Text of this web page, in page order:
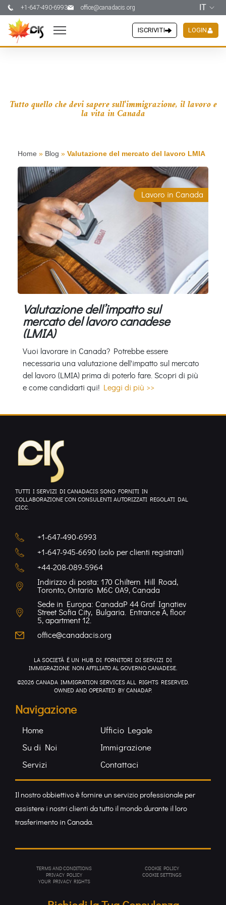
+1-647-490-6993 office@canadacis.org IT
ISCRIVITI LOGIN
Tutto quello che devi sapere sull'immigrazione, il lavoro e
la vita in Canada
Home » Blog » Valutazione del mercato del lavoro LMIA
Lavoro in Canada
Valutazione dell’impatto sul
mercato del lavoro canadese
(LMIA)
Vuoi lavorare in Canada? Potrebbe essere
necessaria una valutazione dell'impatto sul mercato
del lavoro (LMIA) prima di poterlo fare. Scopri di più
e come candidarti qui! Leggi di più >>
TUTTI I SERVIZI DI CANADACIS SONO FORNITI IN
COLLABORAZIONE CON CONSULENTI AUTORIZZATI REGOLATI DAL
CICC.
+1-647-490-6993
+1-647-945-6690 (solo per clienti registrati)
+44-208-089-5964
Indirizzo di posta: 170 Chiltern Hill Road,
Toronto, Ontario M6C 0A9, Canada
Sede in Europa: CanadaP 44 Graf Ignatiev
Street Sofia City, Bulgaria. Entrance A, floor
5, apartment 12.
office@canadacis.org
LA SOCIETÀ È UN HUB DI FORNITORI DI SERVIZI DI
IMMIGRAZIONE NON AFFILIATO AL GOVERNO CANADESE.
©2026 CANADA IMMIGRATION SERVICES ALL RIGHTS RESERVED.
OWNED AND OPERATED BY CANADAP.
Navigazione
Home
Su di Noi
Servizi
Ufficio Legale
Immigrazione
Contattaci
Il nostro obbiettivo è fornire un servizio professionale per
assistere i nostri clienti da tutto il mondo durante il loro
trasferimento in Canada.
TERMS AND CONDITIONS
PRIVACY POLICY
YOUR PRIVACY RIGHTS
COOKIE POLICY
COOKIE SETTINGS